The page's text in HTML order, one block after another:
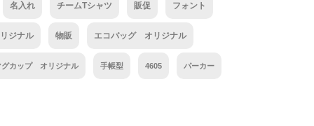
名入れ チームTシャツ 販促 フォント
ジナル 物販 エコバッグ オリジナル
グカップ オリジナル 手帳型 4605 パーカー